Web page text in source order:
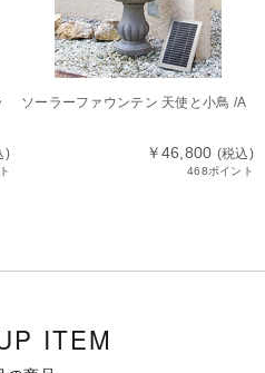
)
ソーラーファウンテン 天使と小鳥 /A
￥46,800 (税込)
468ポイント
ITEM